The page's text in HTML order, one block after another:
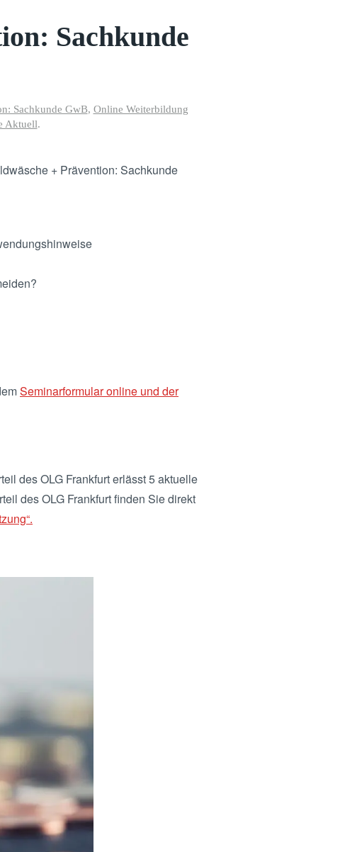
Sachkunde
Sachkunde GwB, Online Weiterbildung
Aktuell.
+ Prävention: Sachkunde
Seminarformular online und der
des OLG Frankfurt erlässt 5 aktuelle
des OLG Frankfurt finden Sie direkt